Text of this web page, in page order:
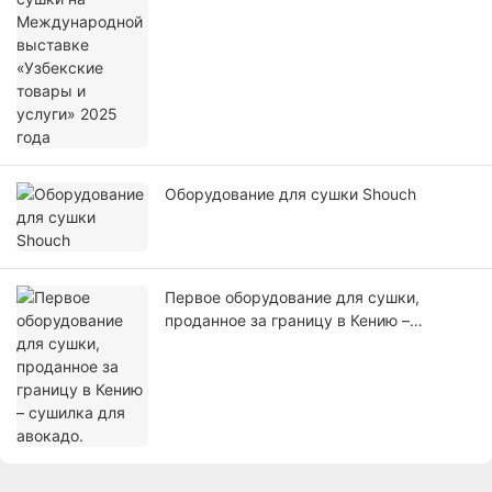
Оборудование для сушки Shouch
Первое оборудование для сушки,
проданное за границу в Кению –